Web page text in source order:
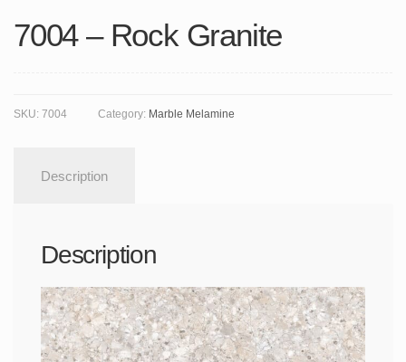
7004 – Rock Granite
SKU: 7004 Category: Marble Melamine
Description
Description